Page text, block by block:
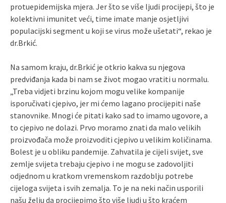
protuepidemijska mjera. Jer što se više ljudi procijepi, što je
kolektivni imunitet veći, time imate manje osjetljivi
populacijski segment u koji se virus može ušetati“, rekao je
dr.Brkić.
Na samom kraju, dr.Brkić je otkrio kakva su njegova
predviđanja kada bi nam se život mogao vratiti u normalu.
„Treba vidjeti brzinu kojom mogu velike kompanije
isporučivati cjepivo, jer mi ćemo lagano procijepiti naše
stanovnike. Mnogi će pitati kako sad to imamo ugovore, a
to cjepivo ne dolazi. Prvo moramo znati da malo velikih
proizvođača može proizvoditi cjepivo u velikim količinama.
Bolest je u obliku pandemije. Zahvatila je cijeli svijet, sve
zemlje svijeta trebaju cjepivo i ne mogu se zadovoljiti
odjednom u kratkom vremenskom razdoblju potrebe
cijeloga svijeta i svih zemalja. To je na neki način usporili
našu želju da procijepimo što više ljudi u što kraćem